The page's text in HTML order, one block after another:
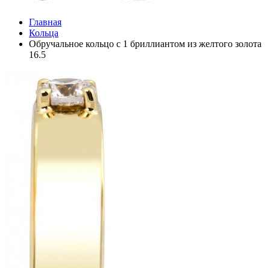
Главная
Кольца
Обручальное кольцо с 1 бриллиантом из желтого золота
16.5